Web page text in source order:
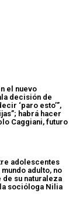
el nuevo
decisión de
‘paro esto’”,
habrá hacer
Caggiani, futuro
adolescentes
adulto, no
de su naturaleza
socióloga Nilia